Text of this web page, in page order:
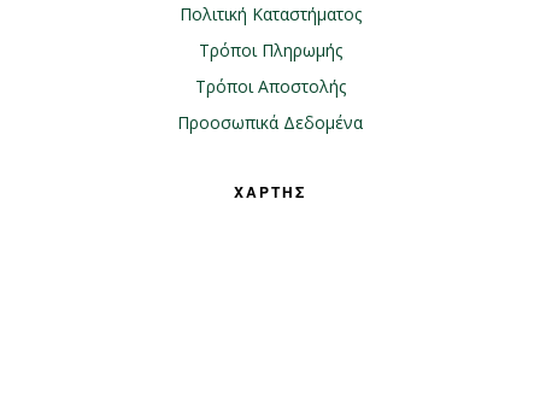
Πολιτική Καταστήματος
Τρόποι Πληρωμής
Τρόποι Αποστολής
Προοσωπικά Δεδομένα
ΧΑΡΤΗΣ